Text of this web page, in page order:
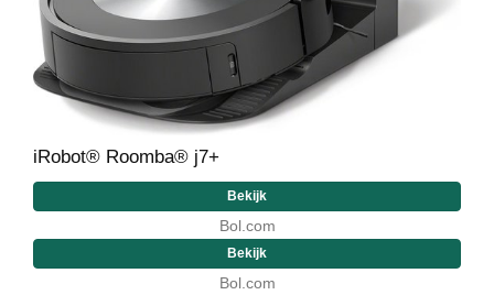
iRobot® Roomba® j7+
Bekijk
Bol.com
Bekijk
Bol.com